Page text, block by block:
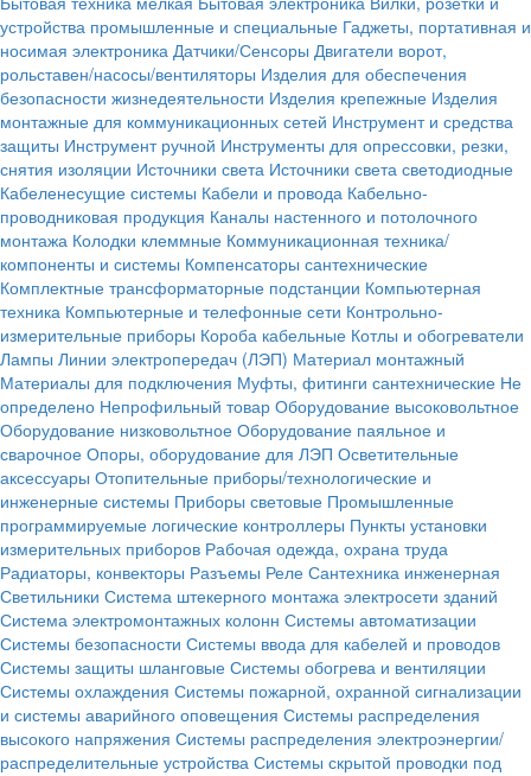
устройства промышленные и специальные Гаджеты, портативная и
носимая электроника Датчики/Сенсоры Двигатели ворот,
рольставен/насосы/вентиляторы Изделия для обеспечения
безопасности жизнедеятельности Изделия крепежные Изделия
монтажные для коммуникационных сетей Инструмент и средства
защиты Инструмент ручной Инструменты для опрессовки, резки,
снятия изоляции Источники света Источники света светодиодные
Кабеленесущие системы Кабели и провода Кабельно-
проводниковая продукция Каналы настенного и потолочного
монтажа Колодки клеммные Коммуникационная техника/
компоненты и системы Компенсаторы сантехнические
Комплектные трансформаторные подстанции Компьютерная
техника Компьютерные и телефонные сети Контрольно-
измерительные приборы Короба кабельные Котлы и обогреватели
Лампы Линии электропередач (ЛЭП) Материал монтажный
Материалы для подключения Муфты, фитинги сантехнические Не
определено Непрофильный товар Оборудование высоковольтное
Оборудование низковольтное Оборудование паяльное и
сварочное Опоры, оборудование для ЛЭП Осветительные
аксессуары Отопительные приборы/технологические и
инженерные системы Приборы световые Промышленные
программируемые логические контроллеры Пункты установки
измерительных приборов Рабочая одежда, охрана труда
Радиаторы, конвекторы Разъемы Реле Сантехника инженерная
Светильники Система штекерного монтажа электросети зданий
Система электромонтажных колонн Системы автоматизации
Системы безопасности Системы ввода для кабелей и проводов
Системы защиты шланговые Системы обогрева и вентиляции
Системы охлаждения Системы пожарной, охранной сигнализации
и системы аварийного оповещения Системы распределения
высокого напряжения Системы распределения электроэнергии/
распределительные устройства Системы скрытой проводки под